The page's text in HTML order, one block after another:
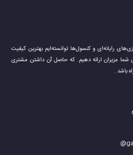
رایانه‌ای و کنسول‌ها توانسته‌ایم بهترین کیفیت
شما عزیزان ارائه دهیم. که حاصل آن داشتن مشتری
باشد .